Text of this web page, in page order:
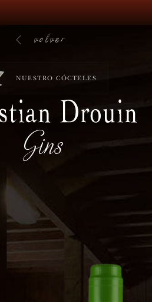
volver
NUESTRO CÓCTELES
Gins